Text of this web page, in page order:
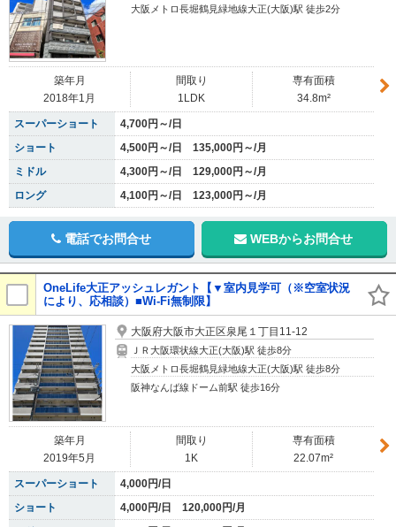
大阪メトロ長堀鶴見緑地線大正(大阪)駅 徒歩2分
築年月
2018年1月
間取り
1LDK
専有面積
34.8m²
スーパーショート
4,700円～/日
ショート
4,500円～/日 135,000円～/月
ミドル
4,300円～/日 129,000円～/月
ロング
4,100円～/日 123,000円～/月
電話でお問合せ WEBからお問合せ
OneLife大正アッシュレガント【▼室内見学可（※空室状況
により、応相談）■Wi-Fi無制限】
大阪府大阪市大正区泉尾１丁目11-12
ＪＲ大阪環状線大正(大阪)駅 徒歩8分
大阪メトロ長堀鶴見緑地線大正(大阪)駅 徒歩8分
阪神なんば線ドーム前駅 徒歩16分
築年月
2019年5月
間取り
1K
専有面積
22.07m²
スーパーショート
4,000円/日
ショート
4,000円/日 120,000円/月